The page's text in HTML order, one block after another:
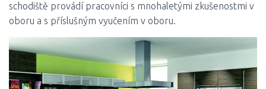
schodiště provádí pracovníci s mnohaletými zkušenostmi v
oboru a s příslušným vyučením v oboru.